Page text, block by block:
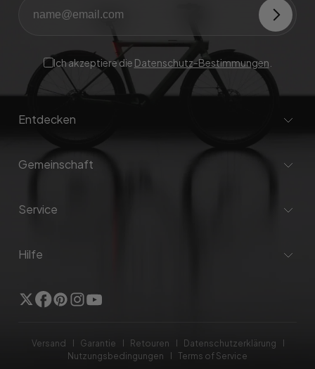
Ich akzeptiere die Datenschutz-Bestimmungen
Entdecken
Gemeinschaft
Service
Hilfe
TwitterFacebook
Pinterest
Instagram
Youtube
Versand Garantie Retouren
Datenschutzerklärung
Nutzungsbedingungen
Terms of Service